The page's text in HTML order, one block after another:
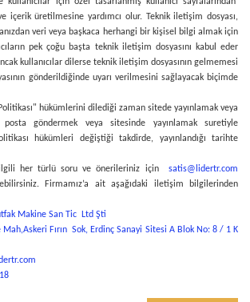
içerik üretilmesine yardımcı olur. Teknik iletişim dosyası,
veri veya başkaca herhangi bir kişisel bilgi almak için
pek çoğu başta teknik iletişim dosyasını kabul eder
kullanıcılar dilerse teknik iletişim dosyasının gelmemesi
gönderildiğinde uyarı verilmesini sağlayacak biçimde
hükümlerini dilediği zaman sitede yayınlamak veya
posta göndermek veya sitesinde yayınlamak suretiyle
hükümleri değiştiği takdirde, yayınlandığı tarihte
her türlü soru ve önerileriniz için
satis@lidertr.com
Firmamız’a ait aşağıdaki iletişim bilgilerinden
Makine San Tic Ltd Şti
Mah,Askeri Fırın Sok, Erdinç Sanayi Sitesi A Blok No: 8 / 1 K